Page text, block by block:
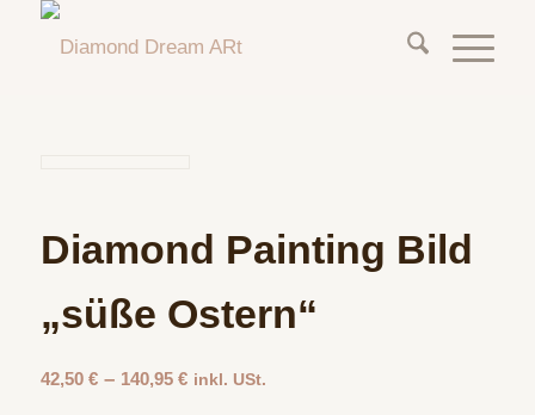
Diamond Painting Bild
„süße Ostern“
42,50 €– 140,95 € inkl. USt.